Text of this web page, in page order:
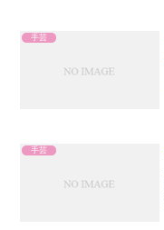
手芸
手芸